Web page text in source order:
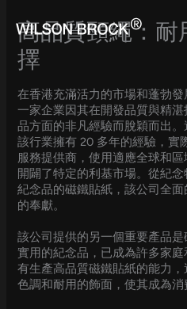
content
高品質頸繩：耐
擇
在香港充滿活力的市場和蓬勃
一家企業因其在開發品質與精
品方面的非凡經驗而脫穎而出
該行業擁有 20 多年的經驗，實
服務提供商，使用適應全球和
開闢了特定的利基市場。從紀
紀念品的磁鐵貼紙，該公司全
的奉獻。
該公司提供的另一個重要產品
實用的紀念品，已成為許多家
有生產高品質磁鐵貼紙的能力
色調和耐用的飾面，使其成為消